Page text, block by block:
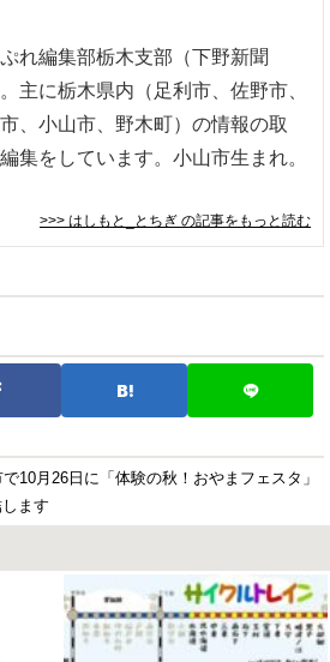
れ編集部栃木支部（下野新聞
主に栃木県内（足利市、佐野市、
、小山市、野木町）の情報の取
集をしています。小山市生まれ。
>>> はしもと_とちぎ の記事をもっと読む
10月26日に「体験の秋！おやまフェスタ」
ます